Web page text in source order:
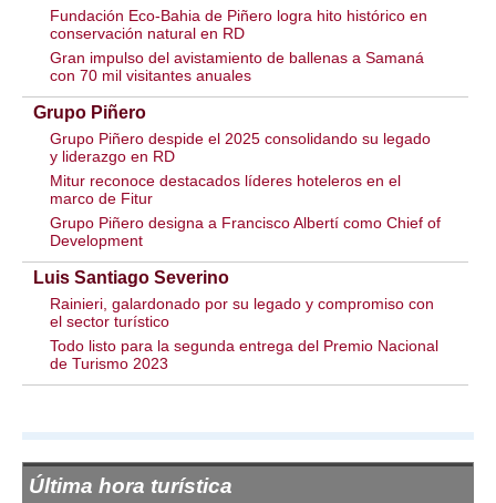
Fundación Eco-Bahia de Piñero logra hito histórico en
conservación natural en RD
Gran impulso del avistamiento de ballenas a Samaná
con 70 mil visitantes anuales
Grupo Piñero
Grupo Piñero despide el 2025 consolidando su legado
y liderazgo en RD
Mitur reconoce destacados líderes hoteleros en el
marco de Fitur
Grupo Piñero designa a Francisco Albertí como Chief of
Development
Luis Santiago Severino
Rainieri, galardonado por su legado y compromiso con
el sector turístico
Todo listo para la segunda entrega del Premio Nacional
de Turismo 2023
Última hora turística